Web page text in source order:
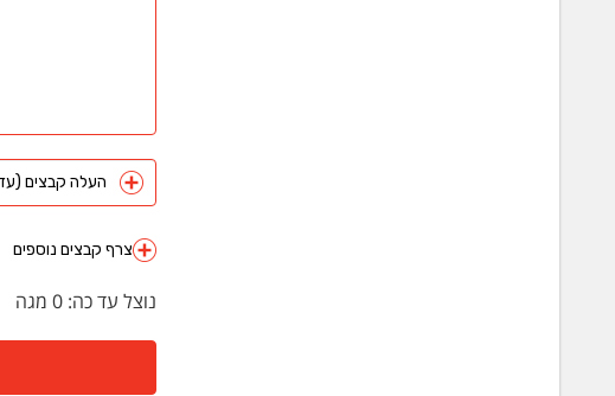
העלה קבצים (עד 6
צרף קבצים נוספים
נוצל עד כה: 0 מגה